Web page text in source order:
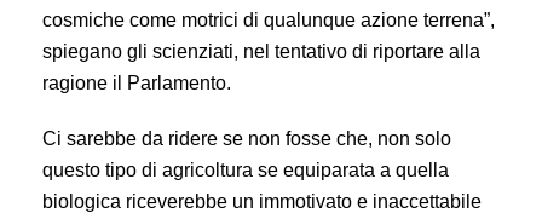
cosmiche come motrici di qualunque azione terrena”,
spiegano gli scienziati, nel tentativo di riportare alla
ragione il Parlamento.
Ci sarebbe da ridere se non fosse che, non solo
questo tipo di agricoltura se equiparata a quella
biologica riceverebbe un immotivato e inaccettabile